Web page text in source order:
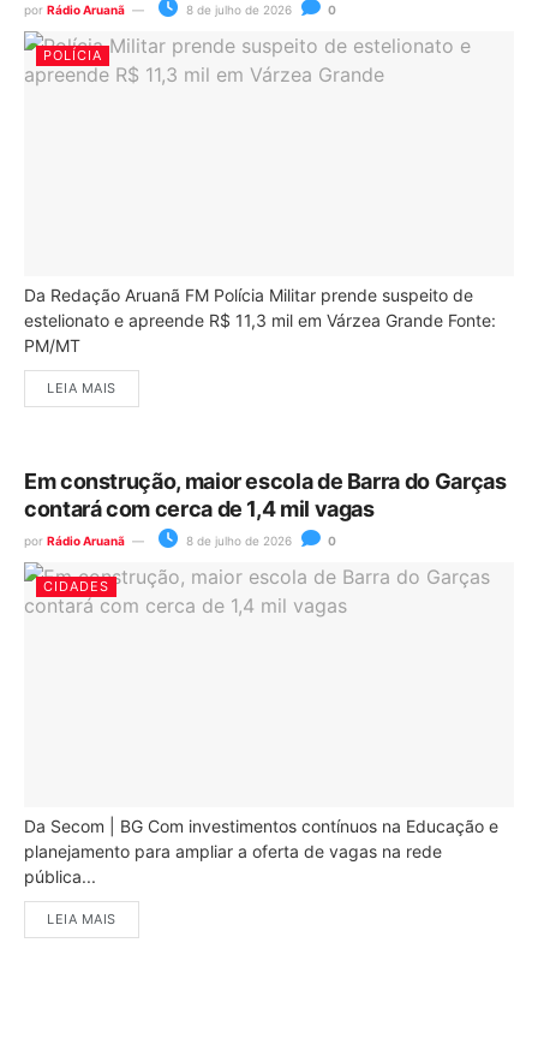
por Rádio Aruanã 8 de julho de 2026 0
POLÍCIA
Da Redação Aruanã FM Polícia Militar prende suspeito de
estelionato e apreende R$ 11,3 mil em Várzea Grande Fonte:
PM/MT
LEIA MAIS
Em construção, maior escola de Barra do Garças
contará com cerca de 1,4 mil vagas
por Rádio Aruanã 8 de julho de 2026 0
CIDADES
Da Secom | BG Com investimentos contínuos na Educação e
planejamento para ampliar a oferta de vagas na rede
pública...
LEIA MAIS